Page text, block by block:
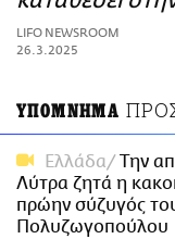
ΑΜΠΑ
PRINT
LIFO NEWSROOM
26.3.2025
ΥΠΟΜΝΗΜΑ
Ελλάδα
Την
Λύτρα ζητά η
πρώην σύζυγός
Πολυζωγοπούλου